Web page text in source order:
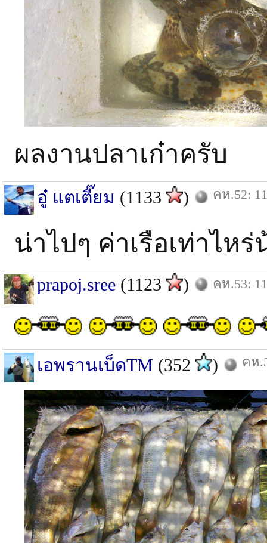
ผลงานปลาเก๋าครับ
อู๋ แตเตี๊ยม (1133 ) คห.52:
น่าไปๆ ค่าเรือเท่าไห
prapoj.sree (1123 ) คห.53:
เอพรานเบ็ดTM (352 ) คห